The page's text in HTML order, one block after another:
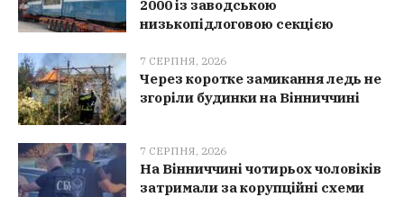
2000 із заводською
низькопідлоговою секцією
7 СЕРПНЯ, 2026
Через коротке замикання ледь не
згоріли будинки на Вінниччині
7 СЕРПНЯ, 2026
На Вінниччині чотирьох чоловіків
затримали за корупційні схеми